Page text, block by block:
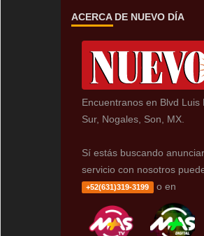
ACERCA DE NUEVO DÍA
Encuentranos en Blvd Luis
Sur, Nogales, Son, MX.
Sí estás buscando
servicio con nosotros
+52(631)319-3199 o en